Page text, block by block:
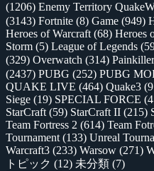
(1206) Enemy Territory
(3143) Fortnite (8) Game (949)
Heroes of Warcraft (68) Heroes
Storm (5) League of Legends
(329) Overwatch (314)
(2437) PUBG (252) PUBG
QUAKE LIVE (464) Quake3
Siege (19) SPECIAL FORCE
StarCraft (59) StarCraft II (215)
Team Fortress 2 (614) Team
Tournament (133) Unreal
Warcraft3 (233) Warsow (271)
トピック (12) 未分類 (7)